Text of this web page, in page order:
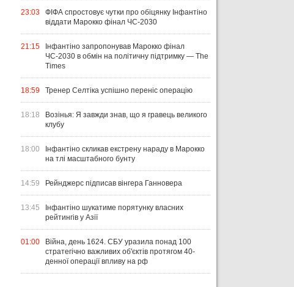
23:03
ФІФА спростовує чутки про обіцянку Інфантіно
віддати Марокко фінал ЧС-2030
21:15
Інфантіно запропонував Марокко фінал
ЧС-2030 в обмін на політичну підтримку — The
Times
18:59 Тренер Селтіка успішно переніс операцію
18:18
Возінья: Я завжди знав, що я гравець великого
клубу
18:00
Інфантіно скликав екстрену нараду в Марокко
на тлі масштабного бунту
14:59 Рейнджерс підписав вінгера Ганновера
13:45
Інфантіно шукатиме порятунку власних
рейтингів у Азії
01:00
Війна, день 1624. СБУ уразила понад 100
стратегічно важливих об'єктів протягом 40-
денної операції впливу на рф